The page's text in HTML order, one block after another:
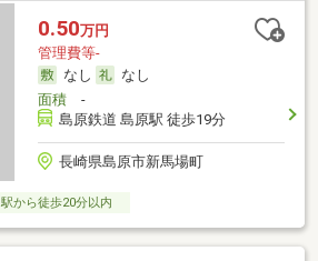
0.50万円
管理費等-
なし
なし
面積-
島原鉄道 島原駅 徒歩19分
長崎県島原市新馬場町
駅から徒歩20分以内